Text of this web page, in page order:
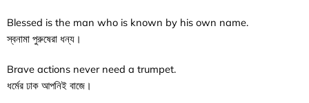
Blessed is the man who is known by his own name.
স্বনামা পুরুষেরা ধন্য।
Brave actions never need a trumpet.
ধর্মের ঢাক আপনিই বাজে।